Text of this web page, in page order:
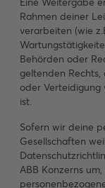
Rahmen deiner
verarbeiten (wie
Behörden oder
geltenden
oder Verteidigung
ist.
Sofern wir deine
Gesellschaften
ABB Konzerns